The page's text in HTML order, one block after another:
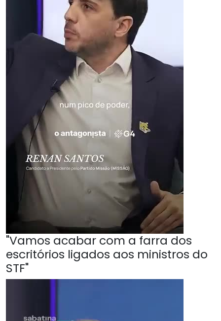
"Vamos acabar com a farra dos
escritórios ligados aos ministros do
STF"